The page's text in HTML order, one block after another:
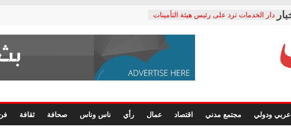
دار الخدمات ترد على رئيس هيئة التأمينات
معاناة أصحاب المعاشات.. ونطالب بكشف
فرحات سليمان يكتب: القطاع الصحي إلى
حزب التحالف الشعبي يطلق لجنة “الحق
صور .. اعتماد الرسومات النهائية للقرار
الوزاري لمدينة الصحفيين.. وانتهاء أعمال
إنشاء المبنى الإداري
عربي ودولي مجتمع مدني اقتصاد عمال رأي ناس وناس صحافة ثقافة